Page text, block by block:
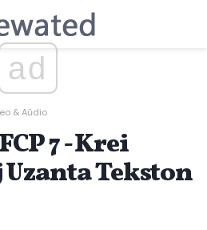
ad
& Aŭdio
7 - Krei
Tekston